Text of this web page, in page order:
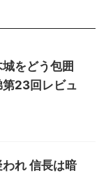
をどう包囲
第23回レビュ
れ 信長は暗